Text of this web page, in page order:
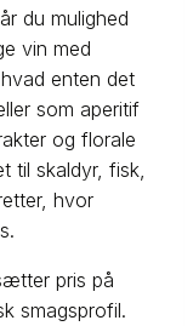
du mulighed
vin med
enten det
som aperitif
og florale
til skaldyr, fisk,
hvor
pris på
smagsprofil.